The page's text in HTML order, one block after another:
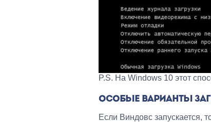
P.S. На Windows 10 этот
ОСОБЫЕ ВАРИАНТЫ
Если Виндовс запускается,